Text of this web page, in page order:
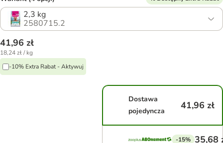
2,3 kg
2580715.2
41,96 zł
18,24 zł / kg
-10% Extra Rabat - Aktywuj
Dostawa
pojedyncza
41,96 zł
-15% 35,68